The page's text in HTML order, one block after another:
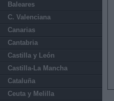
Baleares
C. Valenciana
Canarias
Cantabria
Castilla y León
Castilla-La Mancha
Cataluña
Ceuta y Melilla